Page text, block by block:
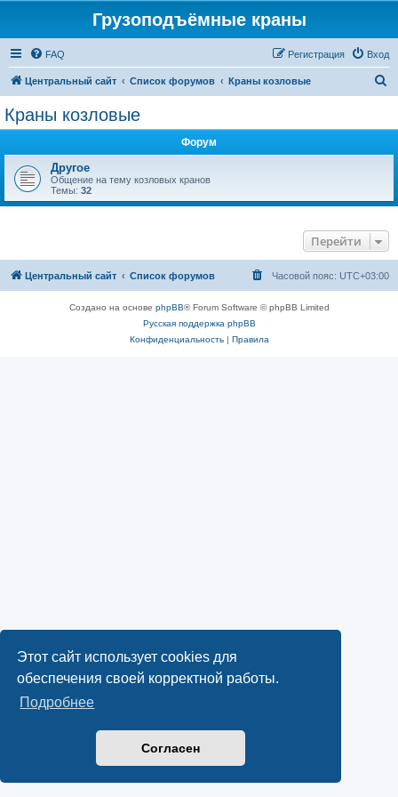
Этот сайт использует cookies для
обеспечения своей корректной работы.
Подробнее
Согласен
Грузоподъёмные краны
FAQ Вход
Регистрация
Центральный сайт Список форумов Краны козловые
Краны козловые
Форум
Другое
Общение на тему козловых кранов
Темы: 32
Перейти
Центральный сайт Список форумов Часовой пояс: UTC+03:00
Создано на основе phpBB® Forum Software © phpBB Limited
Русская поддержка phpBB
Конфиденциальность| Правила